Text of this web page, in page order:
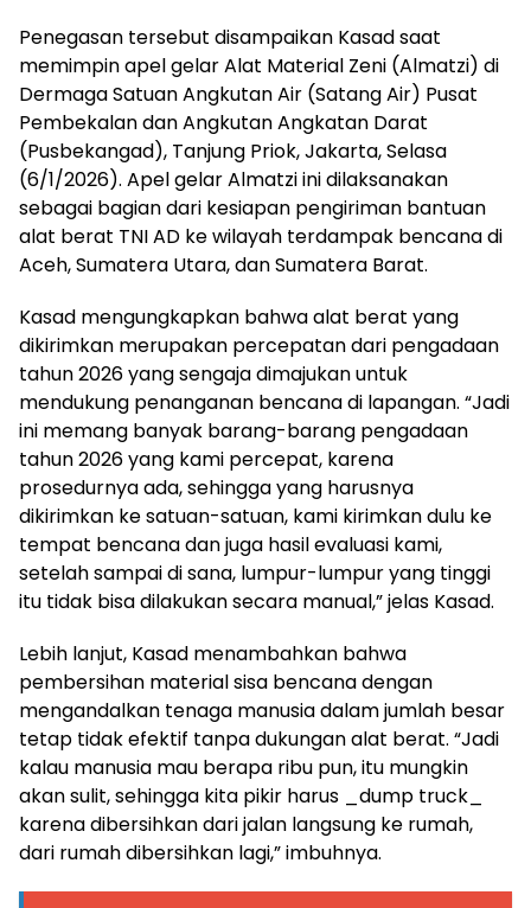
Penegasan tersebut disampaikan Kasad saat
memimpin apel gelar Alat Material Zeni (Almatzi) di
Dermaga Satuan Angkutan Air (Satang Air) Pusat
Pembekalan dan Angkutan Angkatan Darat
(Pusbekangad), Tanjung Priok, Jakarta, Selasa
(6/1/2026). Apel gelar Almatzi ini dilaksanakan
sebagai bagian dari kesiapan pengiriman bantuan
alat berat TNI AD ke wilayah terdampak bencana di
Aceh, Sumatera Utara, dan Sumatera Barat.
Kasad mengungkapkan bahwa alat berat yang
dikirimkan merupakan percepatan dari pengadaan
tahun 2026 yang sengaja dimajukan untuk
mendukung penanganan bencana di lapangan. “Jadi
ini memang banyak barang-barang pengadaan
tahun 2026 yang kami percepat, karena
prosedurnya ada, sehingga yang harusnya
dikirimkan ke satuan-satuan, kami kirimkan dulu ke
tempat bencana dan juga hasil evaluasi kami,
setelah sampai di sana, lumpur-lumpur yang tinggi
itu tidak bisa dilakukan secara manual,” jelas Kasad.
Lebih lanjut, Kasad menambahkan bahwa
pembersihan material sisa bencana dengan
mengandalkan tenaga manusia dalam jumlah besar
tetap tidak efektif tanpa dukungan alat berat. “Jadi
kalau manusia mau berapa ribu pun, itu mungkin
akan sulit, sehingga kita pikir harus _dump truck_
karena dibersihkan dari jalan langsung ke rumah,
dari rumah dibersihkan lagi,” imbuhnya.